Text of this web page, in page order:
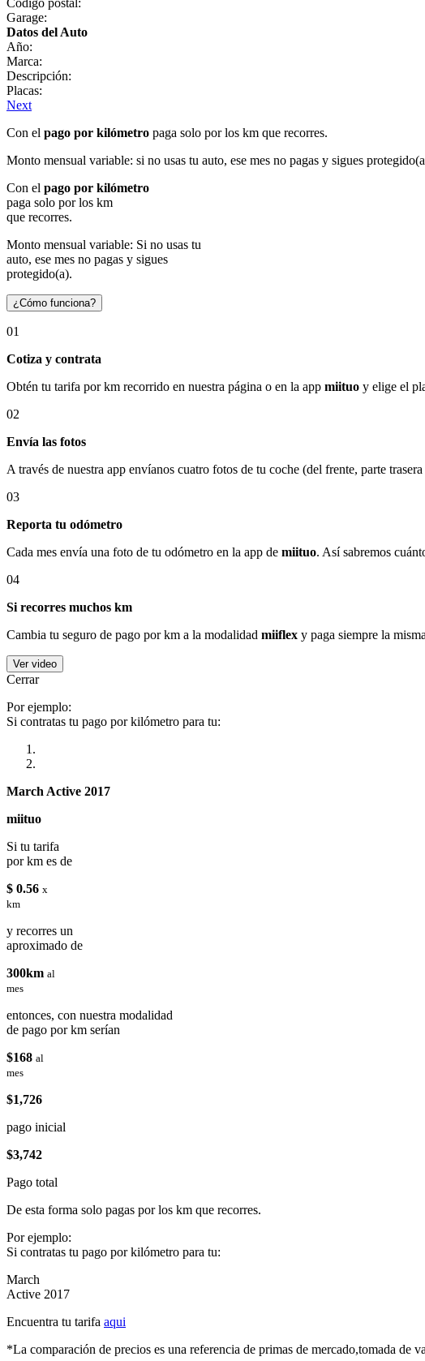
Garage:
Datos del Auto
Año:
Marca:
Descripción:
Placas:
Next
Con el pago por kilómetro paga solo por los km que recorres.
Monto mensual variable: si no usas tu auto, ese mes no pagas y sigues
Con el pago por kilómetro
paga solo por los km
que recorres.
Monto mensual variable: Si no usas tu
auto, ese mes no pagas y sigues
protegido(a).
¿Cómo funciona?
01
Cotiza y contrata
Obtén tu tarifa por km recorrido en nuestra página o en la app miituo y elige el
02
Envía las fotos
A través de nuestra app envíanos cuatro fotos de tu coche (del frente, parte
03
Reporta tu odómetro
Cada mes envía una foto de tu odómetro en la app de miituo. Así sabremos
04
Si recorres muchos km
Cambia tu seguro de pago por km a la modalidad miiflex y paga siempre la
Ver video
Cerrar
Por ejemplo:
Si contratas tu pago por kilómetro para tu:
March Active 2017
miituo
Si tu tarifa
por km es de
$ 0.56 x
km
y recorres un
aproximado de
300km al
mes
entonces, con nuestra modalidad
de pago por km serían
$168 al
mes
$1,726
pago inicial
$3,742
Pago total
De esta forma solo pagas por los km que recorres.
Por ejemplo:
Si contratas tu pago por kilómetro para tu:
March
Active 2017
Encuentra tu tarifa aqui
*La comparación de precios es una referencia de primas de mercado,tomada de